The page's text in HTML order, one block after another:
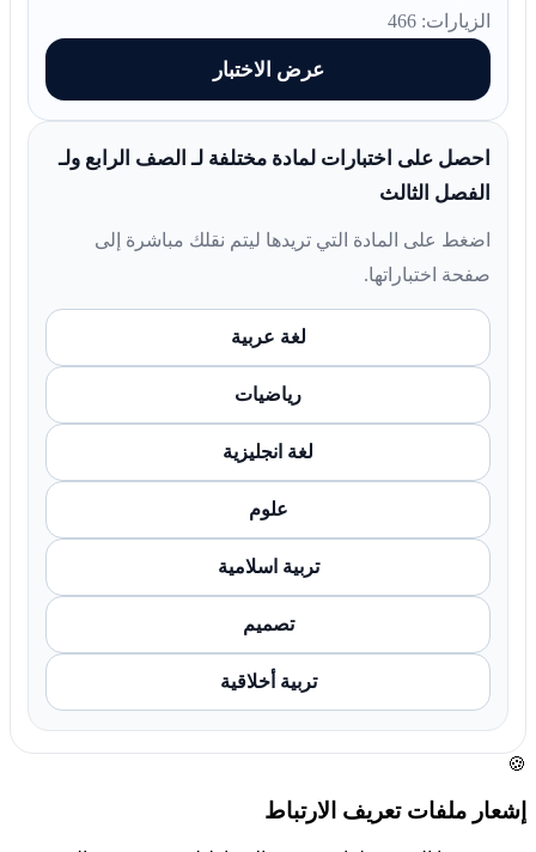
الزيارات: 466
عرض الاختبار
احصل على اختبارات لمادة مختلفة لـ الصف الرابع ولـ
الفصل الثالث
اضغط على المادة التي تريدها ليتم نقلك مباشرة إلى
صفحة اختباراتها.
لغة عربية
رياضيات
لغة انجليزية
علوم
تربية اسلامية
تصميم
تربية أخلاقية
🍪
إشعار ملفات تعريف الارتباط